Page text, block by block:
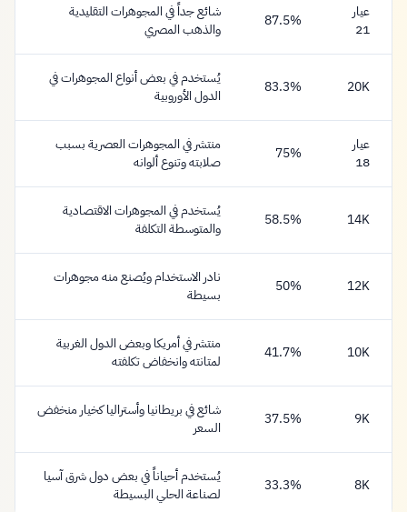
عيار
21
87.5%
شائع جداً في المجوهرات التقليدية
والذهب المصري
20K
83.3%
يُستخدم في بعض أنواع المجوهرات في
الدول الأوروبية
عيار
18
75%
منتشر في المجوهرات العصرية بسبب
صلابته وتنوع ألوانه
14K
58.5%
يُستخدم في المجوهرات الاقتصادية
والمتوسطة التكلفة
12K
50%
نادر الاستخدام ويُصنع منه مجوهرات
بسيطة
10K
41.7%
منتشر في أمريكا وبعض الدول الغربية
لمتانته وانخفاض تكلفته
9K
37.5%
شائع في بريطانيا وأستراليا كخيار منخفض
السعر
8K
33.3%
يُستخدم أحياناً في بعض دول شرق آسيا
لصناعة الحلي البسيطة